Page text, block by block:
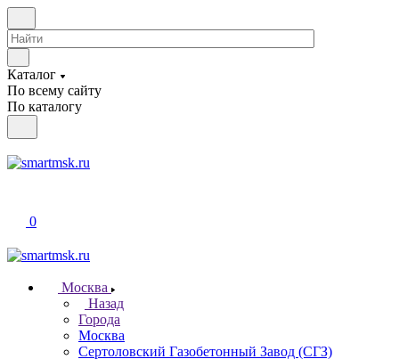
Каталог
По всему сайту
По каталогу
0
Москва
Назад
Города
Москва
Сертоловский Газобетонный Завод (СГЗ)